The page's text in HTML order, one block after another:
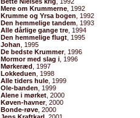
Mere om Krummerne , 1992
Krumme og Yrsa bogen , 1992
Den hemmelige tandem , 1993
Alle dårlige gange tre , 1994
Den hemmelige flugt , 1995
Johan , 1995
De bedste Krummer, 1996
Mormor med slag i , 1996
Mørkeræd , 1997
Lokkeduen , 1998
Alle tiders hule , 1999
Ole-banden , 1999
Alene i mørket , 2000
Køven-havner, 2000
Bonde-røve , 2000